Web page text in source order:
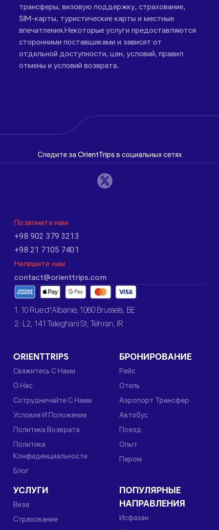
трансферы, визовую поддержку, страхование,
SIM-карты, туристические карты и местные
впечатления.Некоторые услуги предоставляются
сторонними поставщиками и зависят от
отдельной доступности, цен, условий, правил
отмены и условий возврата.
Следите за OrientTrips в социальных сетях
Позвоните нам
+98 902 379 3213
+98 21 7105 7401
Напишите нам
contact@orienttrips.com
1. 10 Rue d’Albanie, 1060 Brussels, BE
2. L2, 141 Taleghani St, Tehran, IR
ORIENTTRIPS
Свяжитесь С Нами
О Нас
Сотрудничайте С Нами
Условия И Положения
Политика Возврата
Политика
Конфиденциальности
Блог
БРОНИРОВАНИЕ
Рейс
Отель
Аэропорт Трансфер
Автобус
Поезд
Опыт
Паром
УСЛУГИ
Виза
Страхование
ПОПУЛЯРНЫЕ
НАПРАВЛЕНИЯ
Исфахан